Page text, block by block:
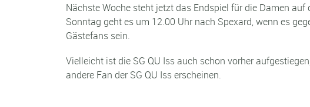
Nächste Woche steht jetzt das Endspiel für die Damen
Sonntag geht es um 12.00 Uhr nach Spexard, wenn es
Gästefans sein.
Vielleicht ist die SG QU Iss auch schon vorher
andere Fan der SG QU Iss erscheinen.